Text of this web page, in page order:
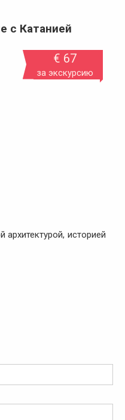
с Катанией
€ 67
за экскурсию
архитектурой, историей